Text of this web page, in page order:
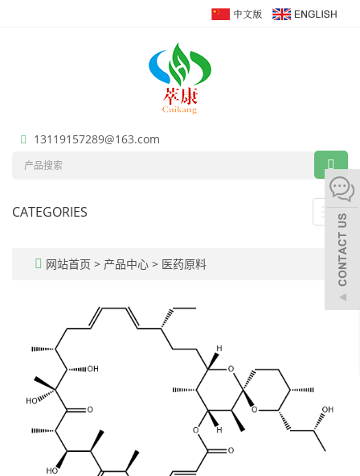
13119157289@163.com
CATEGORIES
网站首页 > 产品中心 > 医药原料